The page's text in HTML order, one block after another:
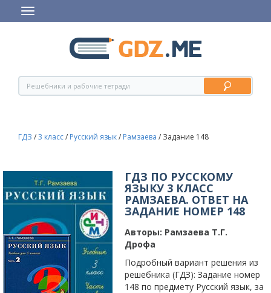
ГДЗ /3 класс/ Русский язык/ Рамзаева / Задание 148
ГДЗ ПО РУССКОМУ
ЯЗЫКУ 3 КЛАСС
РАМЗАЕВА. ОТВЕТ НА
ЗАДАНИЕ НОМЕР 148
Авторы: Рамзаева Т.Г.
Дрофа
Подробный вариант решения из
решебника (ГДЗ): Задание номер
148 по предмету Русский язык, за